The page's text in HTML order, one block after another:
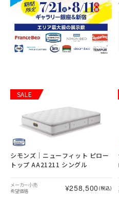
SALE
シモンズ｜ニューフィット ピロー
トップ AA21211 シングル
メーカー小売
希望価格
¥258,500 (税込)